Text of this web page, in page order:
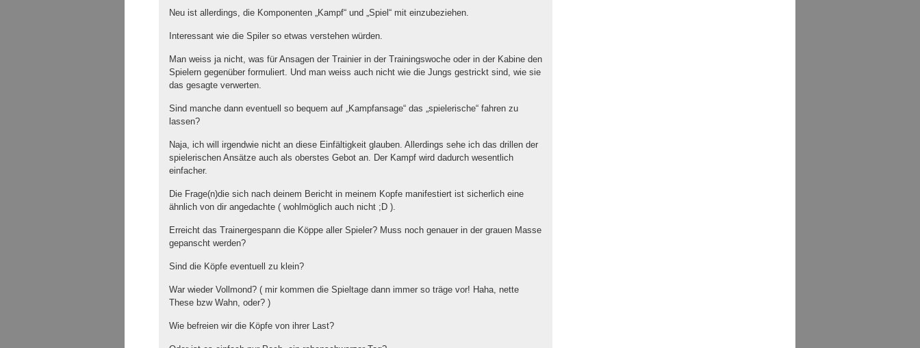
Neu ist allerdings, die Komponenten „Kampf“ und „Spiel“ mit einzubeziehen.
Interessant wie die Spiler so etwas verstehen würden.
Man weiss ja nicht, was für Ansagen der Trainier in der Trainingswoche oder in der Kabine den
Spielern gegenüber formuliert. Und man weiss auch nicht wie die Jungs gestrickt sind, wie sie
das gesagte verwerten.
Sind manche dann eventuell so bequem auf „Kampfansage“ das „spielerische“ fahren zu
lassen?
Naja, ich will irgendwie nicht an diese Einfältigkeit glauben. Allerdings sehe ich das drillen der
spielerischen Ansätze auch als oberstes Gebot an. Der Kampf wird dadurch wesentlich
einfacher.
Die Frage(n)die sich nach deinem Bericht in meinem Kopfe manifestiert ist sicherlich eine
ähnlich von dir angedachte ( wohlmöglich auch nicht ;D ).
Erreicht das Trainergespann die Köppe aller Spieler? Muss noch genauer in der grauen Masse
gepanscht werden?
Sind die Köpfe eventuell zu klein?
War wieder Vollmond? ( mir kommen die Spieltage dann immer so träge vor! Haha, nette
These bzw Wahn, oder? )
Wie befreien wir die Köpfe von ihrer Last?